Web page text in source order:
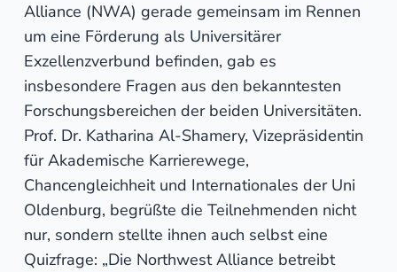
Alliance (NWA) gerade gemeinsam im Rennen
um eine Förderung als Universitärer
Exzellenzverbund befinden, gab es
insbesondere Fragen aus den bekanntesten
Forschungsbereichen der beiden Universitäten.
Prof. Dr. Katharina Al-Shamery, Vizepräsidentin
für Akademische Karrierewege,
Chancengleichheit und Internationales der Uni
Oldenburg, begrüßte die Teilnehmenden nicht
nur, sondern stellte ihnen auch selbst eine
Quizfrage: „Die Northwest Alliance betreibt